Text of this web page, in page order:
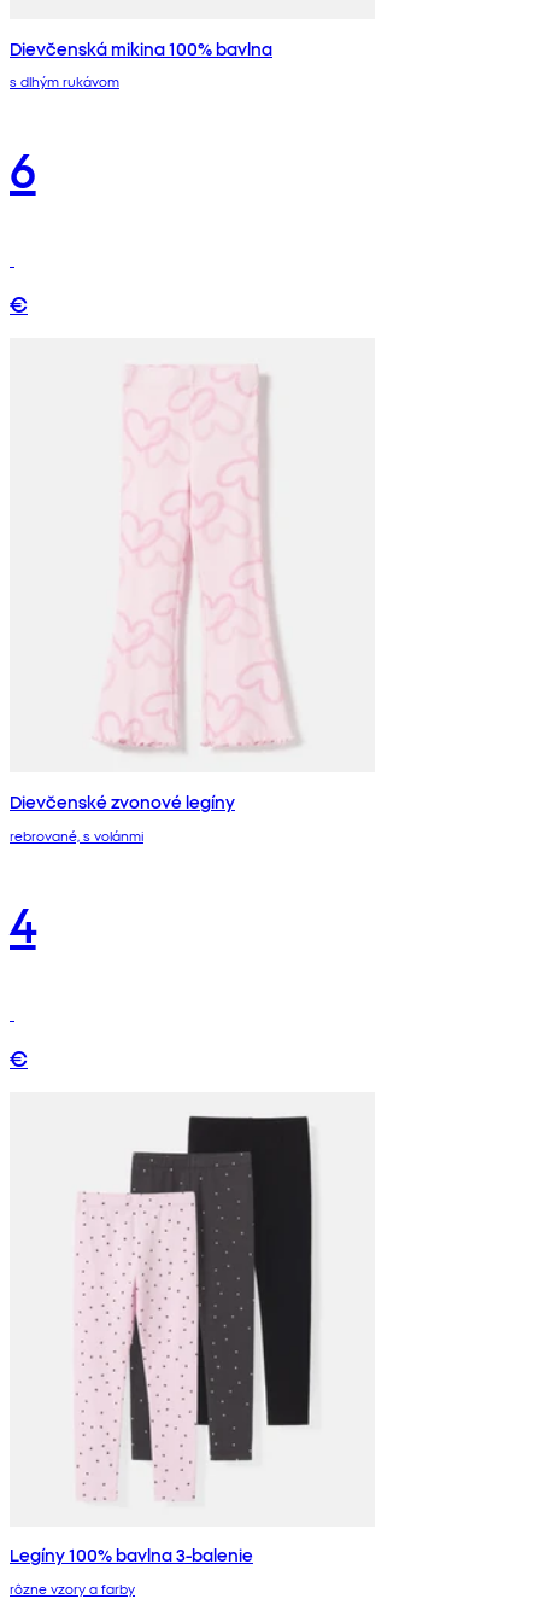
Dievčenská mikina 100% bavlna
s dlhým rukávom
6
€
Dievčenské zvonové legíny
rebrované, s volánmi
4
€
Legíny 100% bavlna 3-balenie
rôzne vzory a farby